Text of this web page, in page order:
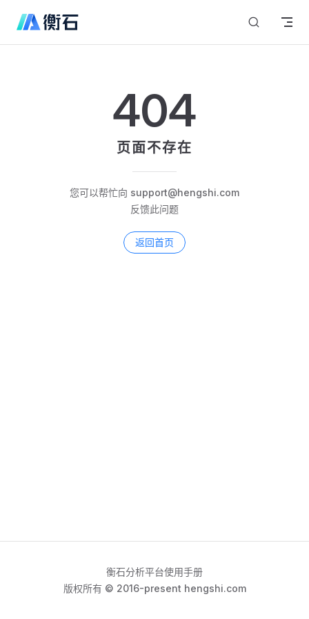
Skip to content
404
页面不存在
您可以帮忙向 support@hengshi.com
反馈此问题
返回首页
衡石分析平台使用手册
版权所有 © 2016-present hengshi.com